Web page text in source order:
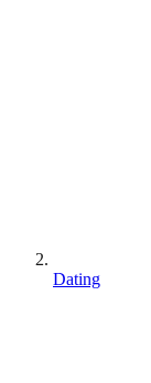
Dating